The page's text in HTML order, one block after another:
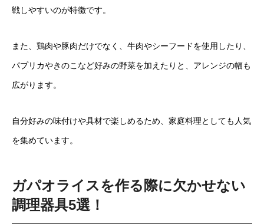
戦しやすいのが特徴です。
また、鶏肉や豚肉だけでなく、牛肉やシーフードを使用したり、
パプリカやきのこなど好みの野菜を加えたりと、アレンジの幅も
広がります。
自分好みの味付けや具材で楽しめるため、家庭料理としても人気
を集めています。
ガパオライスを作る際に欠かせない
調理器具5選！